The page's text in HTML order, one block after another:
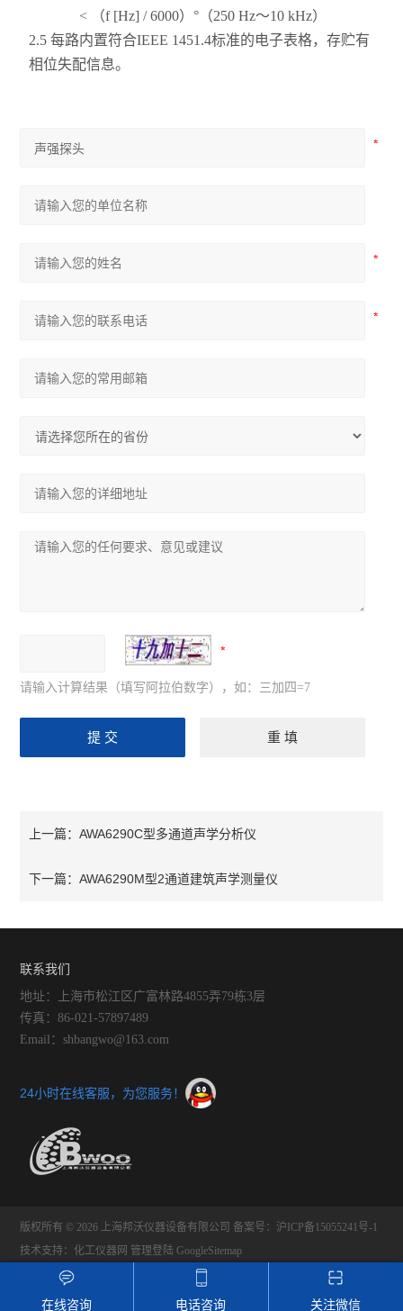
< （f [Hz] / 6000）°（250 Hz～10 kHz）
2.5 每路内置符合IEEE 1451.4标准的电子表格，存贮有
相位失配信息。
请输入计算结果（填写阿拉伯数字），如：三加四=7
上一篇：AWA6290C型多通道声学分析仪
下一篇：AWA6290M型2通道建筑声学测量仪
联系我们
地址：上海市松江区广富林路4855弄79栋3层
传真：86-021-57897489
Email：shbangwo@163.com
24小时在线客服，为您服务！
版权所有 © 2026 上海邦沃仪器设备有限公司 备案号：沪ICP备15055241号-1
技术支持： 化工仪器网 管理登陆 GoogleSitemap
在线咨询 电话咨询 关注微信